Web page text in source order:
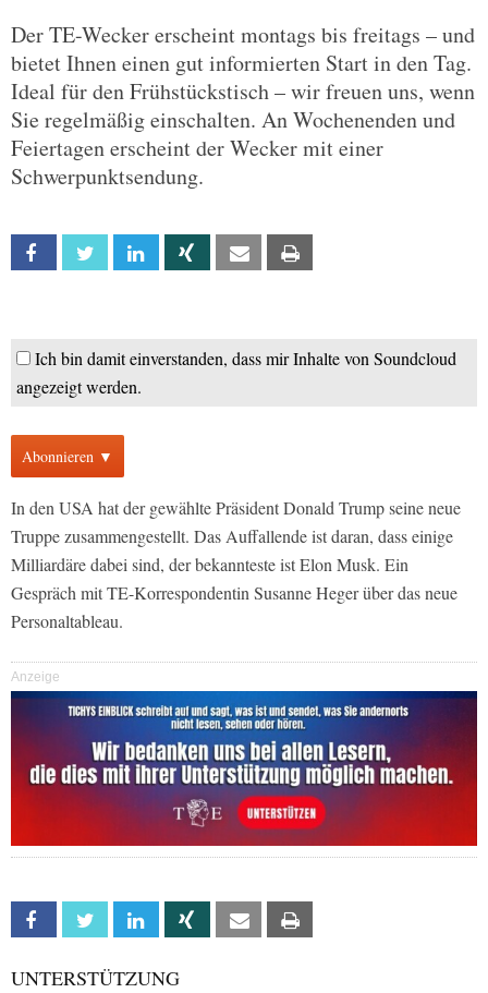
Der TE-Wecker erscheint montags bis freitags – und
bietet Ihnen einen gut informierten Start in den Tag.
Ideal für den Frühstückstisch – wir freuen uns, wenn
Sie regelmäßig einschalten. An Wochenenden und
Feiertagen erscheint der Wecker mit einer
Schwerpunktsendung.
Facebook Twitter Linkedin Xing Email
Ich bin damit einverstanden, dass mir Inhalte von Soundcloud
angezeigt werden.
Abonnieren ▼
In den USA hat der gewählte Präsident Donald Trump seine neue
Truppe zusammengestellt. Das Auffallende ist daran, dass einige
Milliardäre dabei sind, der bekannteste ist Elon Musk. Ein
Gespräch mit TE-Korrespondentin Susanne Heger über das neue
Personaltableau.
Anzeige
Facebook Twitter Linkedin Xing Email
UNTERSTÜTZUNG